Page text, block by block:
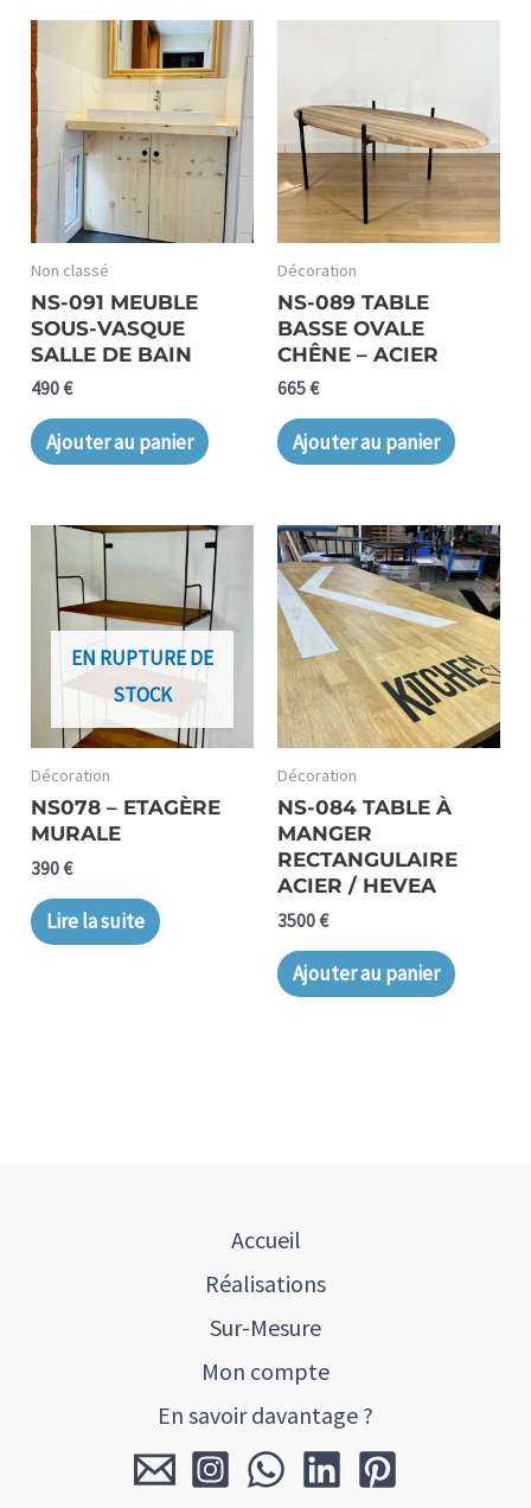
Non classé
NS-091 MEUBLE
SOUS-VASQUE
SALLE DE BAIN
490€
Ajouter au panier
Décoration
NS-089 TABLE
BASSE OVALE
CHÊNE – ACIER
665€
Ajouter au panier
EN RUPTURE DE
STOCK
Décoration
NS078 – ETAGÈRE
MURALE
390€
Lire la suite
Décoration
NS-084 TABLE À
MANGER
RECTANGULAIRE
ACIER / HEVEA
3500€
Ajouter au panier
Accueil
Réalisations
Sur-Mesure
Mon compte
En savoir davantage ?